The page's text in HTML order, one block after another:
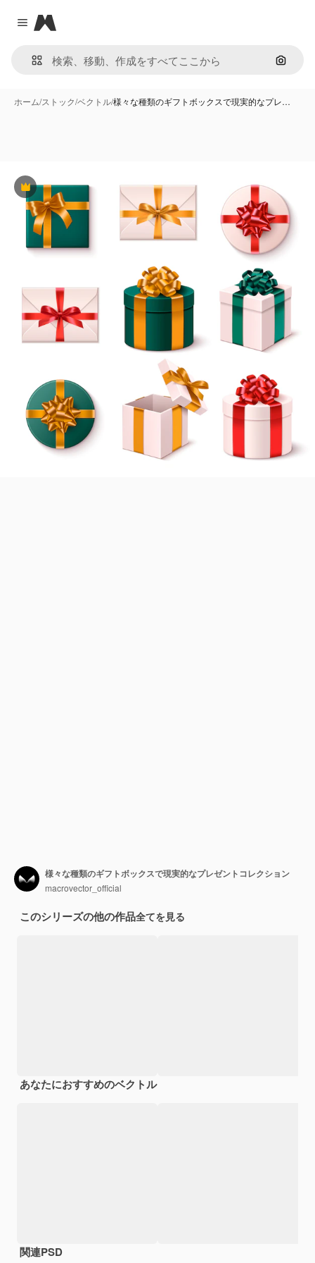
Close menu
Magnific
画像で
ホーム/ストック/ベクトル/様々な種類のギフトボックスで現実的なプレ…
Premium
様々な種類のギフトボックスで現実的なプレゼントコレクション
macrovector_official
このシリーズの他の作品全てを見る
あなたにおすすめのベクトル
関連PSD